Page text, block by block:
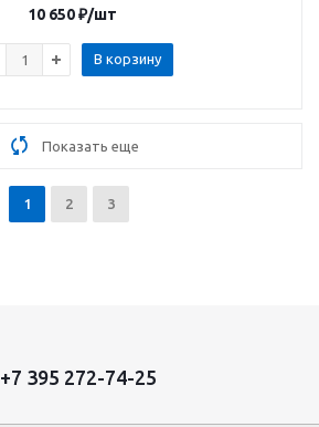
10 650₽/шт
В корзину
Показать еще
1 2 3
+7 395 272-74-25